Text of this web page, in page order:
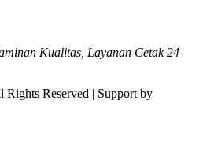
Kualitas, Layanan Cetak 24
Reserved | Support by